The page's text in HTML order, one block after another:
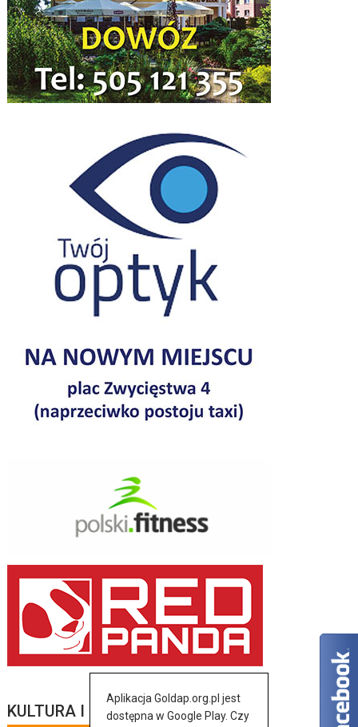
KULTURA I SZTUKA
Aplikacja Goldap.org.pl jest
dostępna w Google Play. Czy